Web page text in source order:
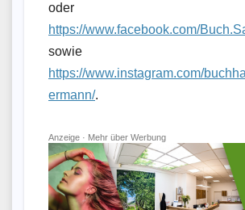
oder
https://www.facebook.com/
sowie
https://www.instagram.com/
ermann/.
Anzeige · Mehr über Werbung